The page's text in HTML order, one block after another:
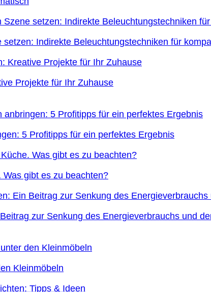
Indirekte Beleuchtungstechniken für
Projekte für Ihr Zuhause
5 Profitipps für ein perfektes Ergebnis
gibt es zu beachten?
zur Senkung des Energieverbrauchs und
Kleinmöbeln